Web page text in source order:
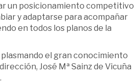
un posicionamiento competitivo
y adaptarse para acompañar
en todos los planos de la
el gran conocimiento
José Mª Sainz de Vicuña